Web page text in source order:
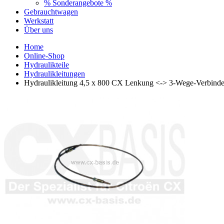
% Sonderangebote %
Gebrauchtwagen
Werkstatt
Über uns
Home
Online-Shop
Hydraulikteile
Hydraulikleitungen
Hydraulikleitung 4,5 x 800 CX Lenkung <-> 3-Wege-